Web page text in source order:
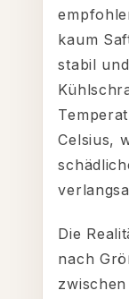
kaum
stabil
Celsius,
Die
nach